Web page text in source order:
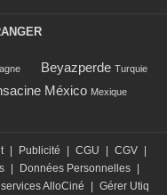
Beyazperde Turquie
México Mexique
Publicité CGU CGV
Données Personnelles
services AlloCiné Gérer Utiq